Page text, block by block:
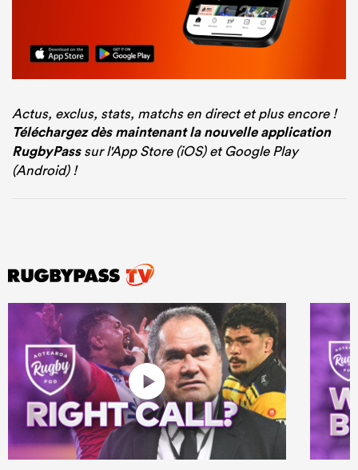
Actus, exclus, stats, matchs en direct et plus encore !
Téléchargez dès maintenant la nouvelle application
RugbyPasssur l'App Store (iOS) et Google Play
(Android) !